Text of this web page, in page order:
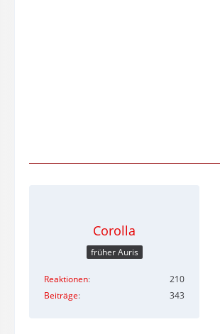
Corolla
früher Auris
Reaktionen
210
Beiträge
343